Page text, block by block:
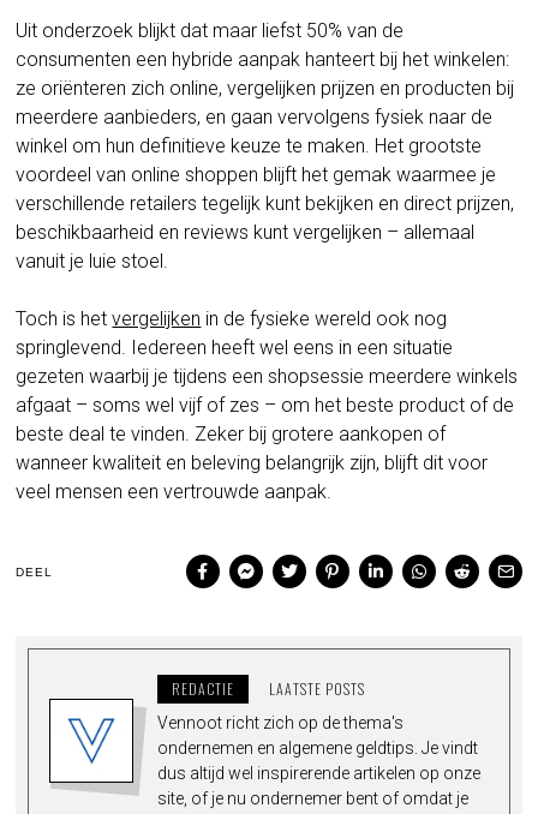
Uit onderzoek blijkt dat maar liefst 50% van de
consumenten een hybride aanpak hanteert bij het winkelen:
ze oriënteren zich online, vergelijken prijzen en producten bij
meerdere aanbieders, en gaan vervolgens fysiek naar de
winkel om hun definitieve keuze te maken. Het grootste
voordeel van online shoppen blijft het gemak waarmee je
verschillende retailers tegelijk kunt bekijken en direct prijzen,
beschikbaarheid en reviews kunt vergelijken – allemaal
vanuit je luie stoel.
Toch is hetvergelijken in de fysieke wereld ook nog
springlevend. Iedereen heeft wel eens in een situatie
gezeten waarbij je tijdens een shopsessie meerdere winkels
afgaat – soms wel vijf of zes – om het beste product of de
beste deal te vinden. Zeker bij grotere aankopen of
wanneer kwaliteit en beleving belangrijk zijn, blijft dit voor
veel mensen een vertrouwde aanpak.
DEEL
REDACTIE LAATSTE POSTS
Vennoot richt zich op de thema's
ondernemen en algemene geldtips. Je vindt
dus altijd wel inspirerende artikelen op onze
site, of je nu ondernemer bent of omdat je